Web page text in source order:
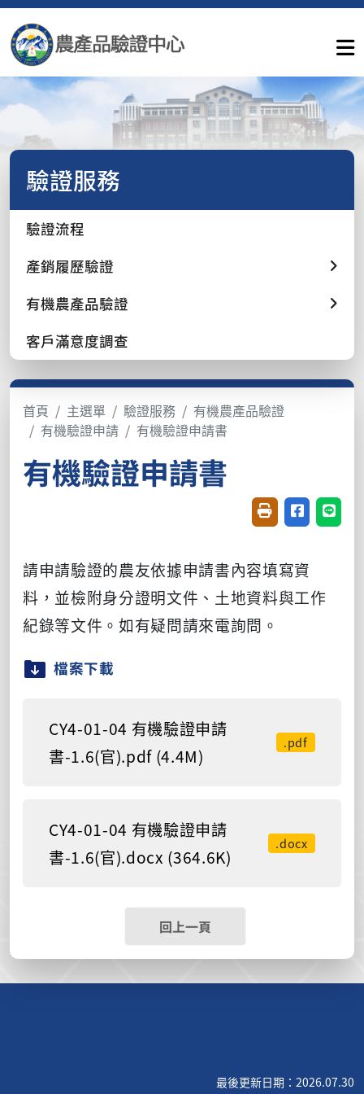
驗證服務
驗證流程
產銷履歷驗證
有機農產品驗證
客戶滿意度調查
首頁 主選單 驗證服務
有機農產品驗證
有機驗證申請
有機驗證申請書
有機驗證申請書
友善列印(開新視
分享至臉書
分享
請申請驗證的農友依據申請書內容填寫資
料，並檢附身分證明文件、土地資料與工作
紀錄等文件。如有疑問請來電詢問。
檔案下載
CY4-01-04 有機驗證申請
書-1.6(官).pdf (4.4M)
.pdf
CY4-01-04 有機驗證申請
書-1.6(官).docx (364.6K)
.docx
回上一頁
最後更新日期：2026.07.30